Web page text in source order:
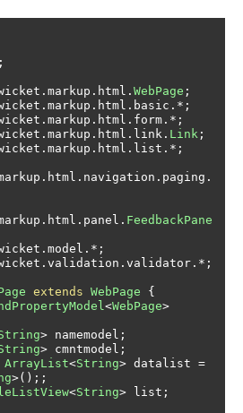
. markup . html . WebPage ;
. markup . html . basic .*;
. markup . html . form .*;
. markup . html . link . Link ;
. markup . html . list .*;
. html . navigation . paging .
. html . panel . FeedbackPane
. model .*;
. validation . validator .*;
extends WebPage
{
<WebPage>
> namemodel ;
> cmntmodel ;
ArrayList<String> datalist =
>();;
<String> list ;